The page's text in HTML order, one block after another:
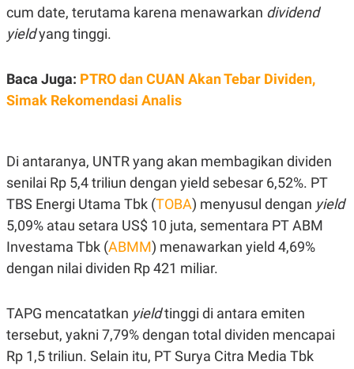
I
G
G
C
T
A
K
E
R
E
N
E
P
P
A
D
E
I
S
I
G
cum date, terutama karena menawarkan dividend
yieldyang tinggi.
Baca Juga: PTRO dan CUAN Akan Tebar Dividen,
Simak Rekomendasi Analis
Di antaranya, UNTR yang akan membagikan dividen
senilai Rp 5,4 triliun dengan yield sebesar 6,52%. PT
TBS Energi Utama Tbk (TOBA) menyusul dengan yield
5,09% atau setara US$ 10 juta, sementara PT ABM
Investama Tbk (ABMM) menawarkan yield 4,69%
dengan nilai dividen Rp 421 miliar.
TAPG mencatatkan yieldtinggi di antara emiten
tersebut, yakni 7,79% dengan total dividen mencapai
Rp 1,5 triliun. Selain itu, PT Surya Citra Media Tbk